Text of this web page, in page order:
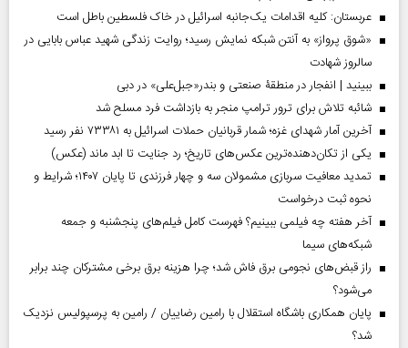
عربستان: کلیه اقدامات یک‌جانبه اسرائیل در خاک فلسطین باطل است
«شوق پرواز» به آنتن شبکه نمایش رسید؛ روایت زندگی شهید عباس بابایی در
سالروز شهادت
ببینید | انفجار در منطقۀ صنعتی و بندر«جبل‌علی» در دبی
شائبه تلاش برای ترور ترامپ منجر به بازداشت فرد مسلح شد
آخرین آمار شهدای غزه؛ شمار قربانیان حملات اسرائیل به ۷۳۳۸۱ نفر رسید
یکی از تکان‌دهنده‌ترین عکس‌های تاریخ؛ رد جنایت تا ابد ماند (عکس)
تمدید معافیت سربازی مشمولان سه و چهار فرزندی تا پایان ۱۴۰۷؛ شرایط و
نحوه ثبت درخواست
آخر هفته چه فیلمی ببینیم؟ فهرست کامل فیلم‌های پنجشنبه و جمعه
شبکه‌های سیما
راز قبض‌های نجومی برق فاش شد؛ چرا هزینه برق برخی مشترکان چند برابر
می‌شود؟
پایان همکاری باشگاه استقلال با رامین رضاییان / رامین به پرسپولیس نزدیک
شد؟